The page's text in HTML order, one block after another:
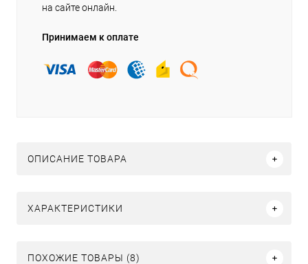
на сайте онлайн.
Принимаем к оплате
ОПИСАНИЕ ТОВАРА
ХАРАКТЕРИСТИКИ
ПОХОЖИЕ ТОВАРЫ (8)